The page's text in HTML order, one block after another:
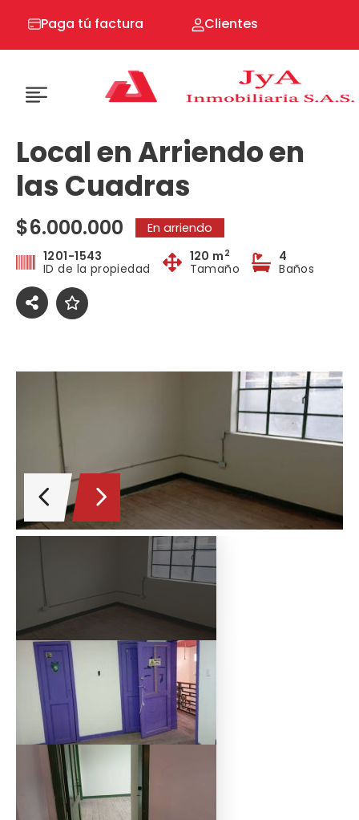
Paga tú factura Clientes
Local en Arriendo en
las Cuadras
$6.000.000
En arriendo
1201-1543
ID de la propiedad
120 m 2
Tamaño
4
Baños